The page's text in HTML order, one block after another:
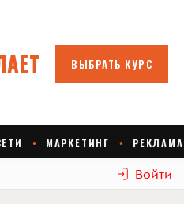
Войти